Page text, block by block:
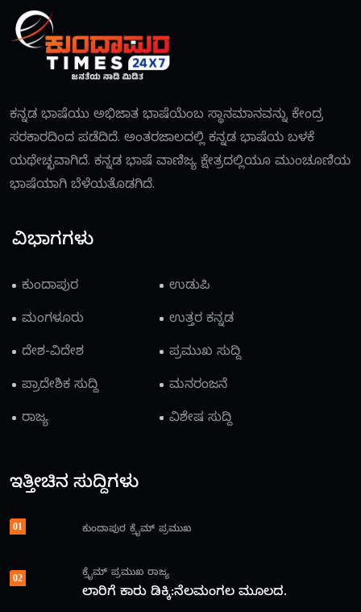
ಕನ್ನಡ ಭಾಷೆಯು ಅಭಿಜಾತ ಭಾಷೆಯೆಂಬ ಸ್ಥಾನಮಾನವನ್ನು ಕೇಂದ್ರ
ಸರಕಾರದಿಂದ ಪಡೆದಿದೆ. ಅಂತರಜಾಲದಲ್ಲಿ ಕನ್ನಡ ಭಾಷೆಯ ಬಳಕೆ
ಯಥೇಚ್ಛವಾಗಿದೆ. ಕನ್ನಡ ಭಾಷೆ ವಾಣಿಜ್ಯ ಕ್ಷೇತ್ರದಲ್ಲಿಯೂ ಮುಂಚೂಣಿಯ
ಭಾಷೆಯಾಗಿ ಬೆಳೆಯತೊಡಗಿದೆ.
ವಿಭಾಗಗಳು
ಕುಂದಾಪುರ
ಉಡುಪಿ
ಮಂಗಳೂರು
ಉತ್ತರ ಕನ್ನಡ
ದೇಶ-ವಿದೇಶ
ಪ್ರಮುಖ ಸುದ್ದಿ
ಪ್ರಾದೇಶಿಕ ಸುದ್ದಿ
ಮನರಂಜನೆ
ರಾಜ್ಯ
ವಿಶೇಷ ಸುದ್ದಿ
ಇತ್ತೀಚಿನ ಸುದ್ದಿಗಳು
01 ಕುಂದಾಪುರ ಕ್ರೈಮ್ ಪ್ರಮುಖ
02 ಕ್ರೈಮ್ ಪ್ರಮುಖ ರಾಜ್ಯ
ಲಾರಿಗೆ ಕಾರು ಡಿಕ್ಕಿ:ನೆಲಮಂಗಲ ಮೂಲದ.